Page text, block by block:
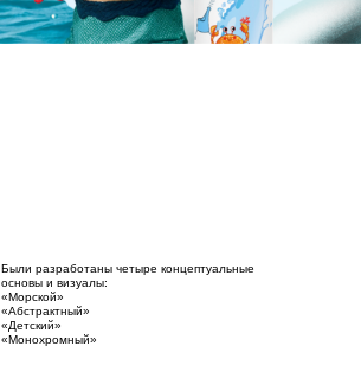
Были разработаны четыре концептуальные
основы и визуалы:
«Морской»
«Абстрактный»
«Детский»
«Монохромный»